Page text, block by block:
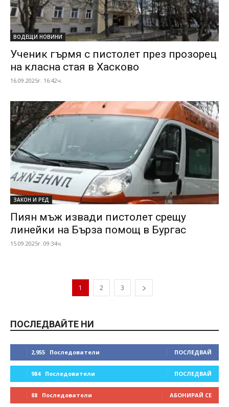
ВОДЕЩИ НОВИНИ
Ученик гърмя с пистолет през прозорец
на класна стая в Хасково
16.09.2025г. 16:42ч.
ЗАКОН И РЕД
Пиян мъж извади пистолет срещу
линейки на Бърза помощ в Бургас
15.09.2025г. 09:34ч.
1 2 3
ПОСЛЕДВАЙТЕ НИ
2,955 Последователи ПОСЛЕДВАЙ
984 Последователи ПОСЛЕДВАЙ
88 Последователи АБОНИРАЙ СЕ